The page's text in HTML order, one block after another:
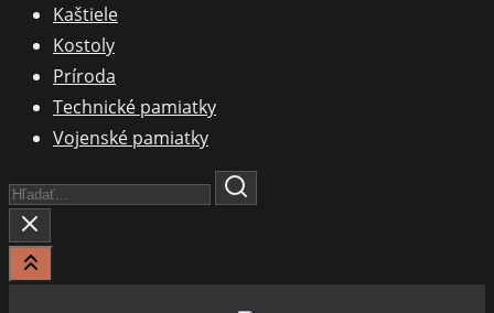
Kaštiele
Kostoly
Príroda
Technické pamiatky
Vojenské pamiatky
Search
Here...